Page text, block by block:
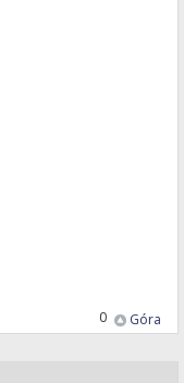
Góra
0